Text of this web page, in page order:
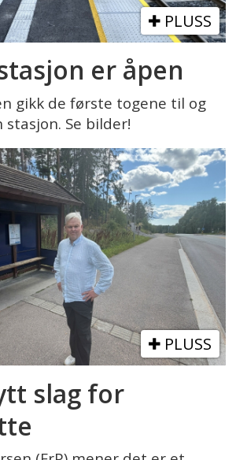
PLUSS
er åpen
gikk de første togene til og
Se bilder!
PLUSS
slag for